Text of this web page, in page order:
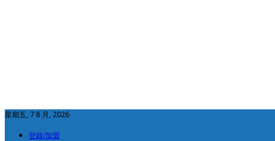
星期五, 7 8 月, 2026
登錄/加盟